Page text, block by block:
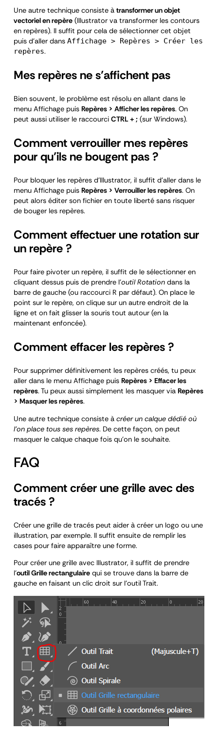
Une autre technique consiste à transformer un objet
vectoriel en repère (Illustrator va transformer les contours
en repères). Il suffit pour cela de sélectionner cet objet
puis d’aller dans Affichage > Repères > Créer les
repères.
Mes repères ne s’affichent pas
Bien souvent, le problème est résolu en allant dans le
menu Affichage puis Repères > Afficher les repères. On
peut aussi utiliser le raccourci CTRL + ; (sur Windows).
Comment verrouiller mes repères
pour qu’ils ne bougent pas ?
Pour bloquer les repères d’Illustrator, il suffit d’aller dans le
menu Affichage puis Repères > Verrouiller les repères. On
peut alors éditer son fichier en toute liberté sans risquer
de bouger les repères.
Comment effectuer une rotation sur
un repère ?
Pour faire pivoter un repère, il suffit de le sélectionner en
cliquant dessus puis de prendre l’outil Rotation dans la
barre de gauche (ou raccourci R par défaut). On place le
point sur le repère, on clique sur un autre endroit de la
ligne et on fait glisser la souris tout autour (en la
maintenant enfoncée).
Comment effacer les repères ?
Pour supprimer définitivement les repères créés, tu peux
aller dans le menu Affichage puis Repères > Effacer les
repères. Tu peux aussi simplement les masquer via Repères
> Masquer les repères.
Une autre technique consiste à créer un calque dédié où
l’on place tous ses repères. De cette façon, on peut
masquer le calque chaque fois qu’on le souhaite.
FAQ
Comment créer une grille avec des
tracés ?
Créer une grille de tracés peut aider à créer un logo ou une
illustration, par exemple. Il suffit ensuite de remplir les
cases pour faire apparaître une forme.
Pour créer une grille avec Illustrator, il suffit de prendre
l’outil Grille rectangulaire qui se trouve dans la barre de
gauche en faisant un clic droit sur l’outil Trait.